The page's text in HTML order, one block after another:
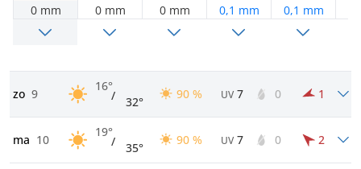
0 mm 0 mm 0 mm 0,1 mm 0,1 mm
zo 9
16°
/ 32°
90 % UV 7 0 1
ma 10
19°
/ 35°
90 % UV 7 0 2